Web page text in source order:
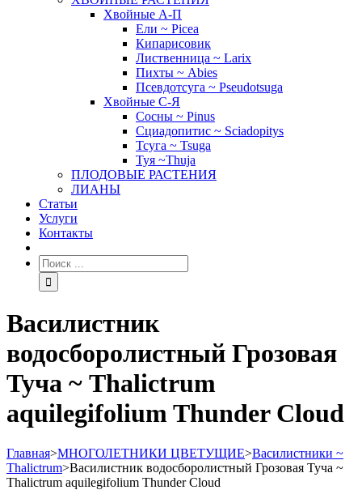
Хвойные А-П
Ели ~ Picea
Кипарисовик
Лиственница ~ Larix
Пихты ~ Abies
Псевдотсуга ~ Pseudotsuga
Хвойные С-Я
Сосны ~ Pinus
Сциадопитис ~ Sciadopitys
Тсуга ~ Tsuga
Туя ~Thuja
ПЛОДОВЫЕ РАСТЕНИЯ
ЛИАНЫ
Статьи
Услуги
Контакты
Василистник
водосборолистный Грозовая
Туча ~ Thalictrum
aquilegifolium Thunder Cloud
Главная>МНОГОЛЕТНИКИ ЦВЕТУЩИЕ>Василистники ~
Thalictrum>Василистник водосборолистный Грозовая Туча ~
Thalictrum aquilegifolium Thunder Cloud